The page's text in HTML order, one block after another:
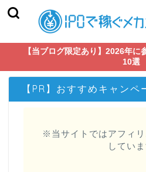
【当ブログ限定あり】2026年
10選
【PR】おすすめキャンペ
※当サイトではアフィ
してい